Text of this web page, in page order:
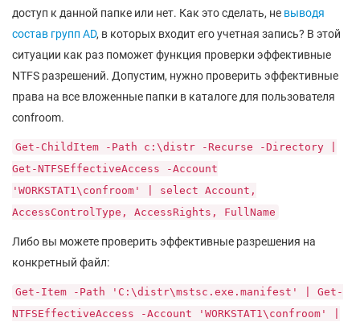
доступ к данной папке или нет. Как это сделать, не выводя
состав групп AD, в которых входит его учетная запись? В этой
ситуации как раз поможет функция проверки эффективные
NTFS разрешений. Допустим, нужно проверить эффективные
права на все вложенные папки в каталоге для пользователя
confroom.
Get-ChildItem -Path c:\distr -Recurse -Directory |
Get-NTFSEffectiveAccess -Account
'WORKSTAT1\confroom' | select Account,
AccessControlType, AccessRights, FullName
Либо вы можете проверить эффективные разрешения на
конкретный файл:
Get-Item -Path 'C:\distr\mstsc.exe.manifest' | Get-
NTFSEffectiveAccess -Account 'WORKSTAT1\confroom' |